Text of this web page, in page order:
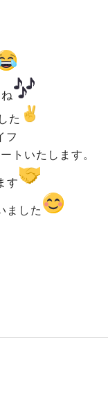
た
フ
トいたします。
す
ました